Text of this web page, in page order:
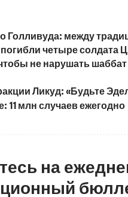
Голливуда: между
четыре солдата
не нарушать
Ликуд: «Будьте
11 млн случаев ежегодно
на